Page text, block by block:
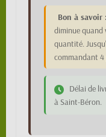
Bon à savoir :
diminue quand
quantité.
commandant
Délai de
à Saint-Béron.